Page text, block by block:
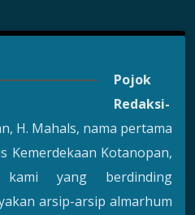
Pojok
Redaksi-
H. Mahals, nama pertama
Kemerdekaan Kotanopan,
yang berdinding
arsip-arsip almarhum